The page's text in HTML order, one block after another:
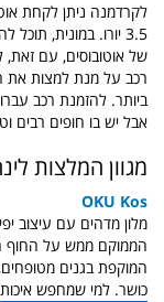
לקרדמנה ניתן לקחת
3.5 יורו. במונית,
של אוטובוסים, עם זאת,
רכב על מנת למצות את
ביותר. להזמנת רכב
אבל יש בו חופים רבים
מגוון המלצות
OKU Kos
הממוקם ממש על החוף
המוקפת בגנים
כושר. למי שמחפש